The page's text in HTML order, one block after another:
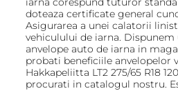
doteaza certificate general
Asigurarea a unei calatorii
vehiculului de iarna.
anvelope auto de iarna in
probati beneficiile anvelopelor
Hakkapeliitta LT2 275/65 R18
procurati in catalogul nostru.